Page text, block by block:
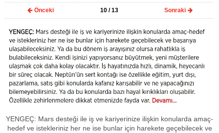
Önceki 10 / 13 Sonraki
YENGEÇ: Mars desteği ile iş ve kariyerinize ilişkin konularda amaç-
hedef ve istekleriniz her ne ise bunlar için harekete geçebilecek ve